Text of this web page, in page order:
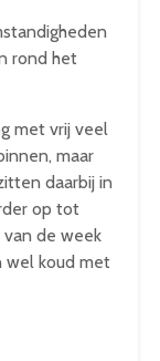
rond het
met vrij veel
maar
daarbij in
op tot
de week
wel koud met